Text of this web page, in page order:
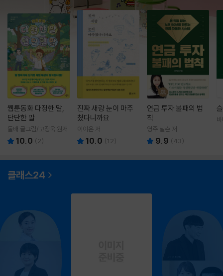
웹툰동화 다정한 말,
단단한 말
돌배 글그림/고정욱 원저
10.0 ( 2)
진짜 새랑 눈이 마주
쳤다니까요
이이은 저
10.0 (12)
연금 투자 불패의 법
칙
영주 닐슨 저
9.9 (43)
클래스24